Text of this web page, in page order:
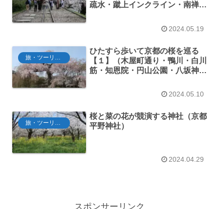
疏水・蹴上インクライン・南禅
2024.05.19
ひたすら歩いて京都の桜を巡る
【１】（木屋町通り・鴨川・白川
筋・知恩院・円山公園・八坂神
2024.05.10
桜と菜の花が競演する神社（京都
平野神社）
2024.04.29
スポンサーリンク